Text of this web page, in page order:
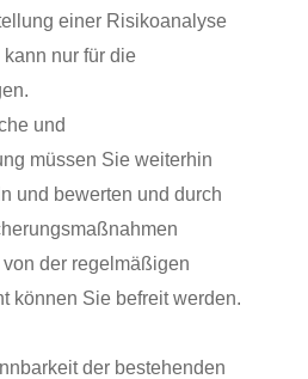
einer Risikoanalyse
nur für die
und
müssen Sie weiterhin
und bewerten und durch
der regelmäßigen
können Sie befreit werden.
der bestehenden